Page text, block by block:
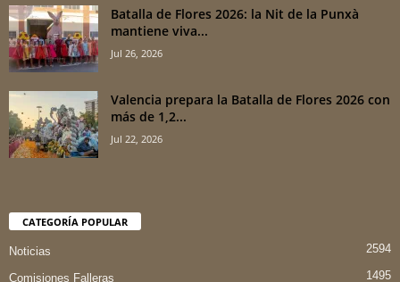
Batalla de Flores 2026: la Nit de la Punxà
mantiene viva...
Jul 26, 2026
Valencia prepara la Batalla de Flores 2026 con
más de 1,2...
Jul 22, 2026
CATEGORÍA POPULAR
Noticias 2594
Comisiones Falleras 1495